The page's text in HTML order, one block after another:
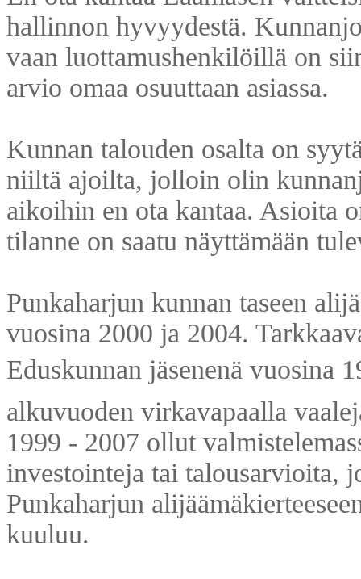
hallinnon hyvyydestä.
vaan luottamushenkilöillä on
arvio omaa osuuttaan asiassa.
Kunnan talouden osalta on
niiltä ajoilta, jolloin olin
aikoihin en ota kantaa. Asioita
tilanne on saatu näyttämään
Punkaharjun kunnan taseen
vuosina 2000 ja 2004.
Eduskunnan jäsenenä vuosina
alkuvuoden virkavapaalla
1999 - 2007 ollut
investointeja tai talousarvioita,
Punkaharjun
kuuluu.